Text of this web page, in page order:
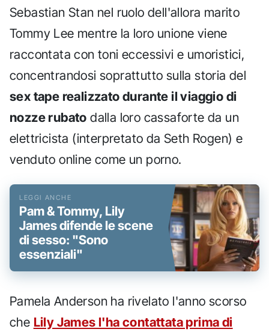
Sebastian Stan nel ruolo dell'allora marito
Tommy Lee mentre la loro unione viene
raccontata con toni eccessivi e umoristici,
concentrandosi soprattutto sulla storia del
sex tape realizzato durante il viaggio di
nozze rubato dalla loro cassaforte da un
elettricista (interpretato da Seth Rogen) e
venduto online come un porno.
Pam & Tommy, Lily
James difende le scene
di sesso: "Sono
essenziali"
Pamela Anderson ha rivelato l'anno scorso
che Lily James l'ha contattata prima di